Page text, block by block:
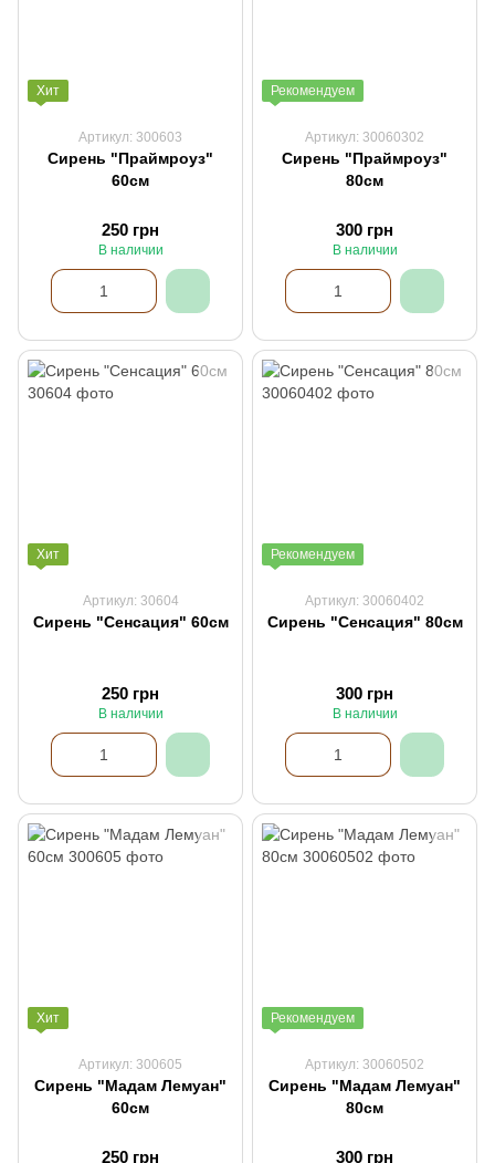
Хит
Артикул: 300603
Сирень "Праймроуз"
60см
250 грн
В наличии
Рекомендуем
Артикул: 30060302
Сирень "Праймроуз"
80см
300 грн
В наличии
Хит
Артикул: 30604
Сирень "Сенсация" 60см
250 грн
В наличии
Рекомендуем
Артикул: 30060402
Сирень "Сенсация" 80см
300 грн
В наличии
Хит
Артикул: 300605
Сирень "Мадам Лемуан"
60см
250 грн
Рекомендуем
Артикул: 30060502
Сирень "Мадам Лемуан"
80см
300 грн